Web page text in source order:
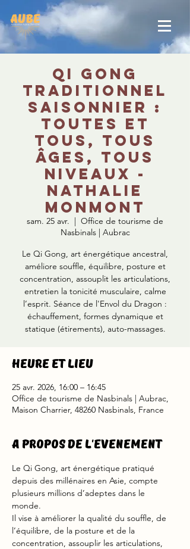
Qi Gong
traditionnel
saisonnier :
toutes et
tous, tous
âges, tous
niveaux -
Nathalie
Monmont
sam. 25 avr.
  |
Office de tourisme de
Nasbinals | Aubrac
Le Qi Gong, art énergétique ancestral,
améliore souffle, équilibre, posture et
concentration, assouplit les articulations,
entretien la tonicité musculaire, calme
l’esprit. Séance de l'Envol du Dragon :
échauffement, formes dynamique et
statique (étirements), auto-massages.
Heure et lieu
25 avr. 2026, 16:00 – 16:45
Office de tourisme de Nasbinals | Aubrac,
Maison Charrier, 48260 Nasbinals, France
A propos de l'evenement
Le Qi Gong, art énergétique pratiqué
depuis des millénaires en Asie, compte
plusieurs millions d’adeptes dans le
monde.
Il vise à améliorer la qualité du souffle, de
l’équilibre, de la posture et de la
concentration, assouplir les articulations,